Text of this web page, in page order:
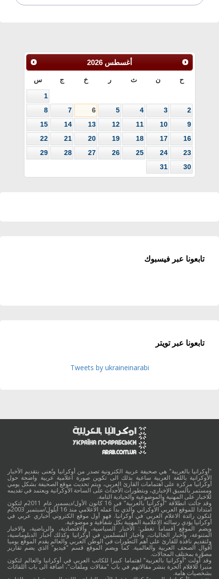
أغسطس 2026
ح ن ث ر خ ج س
1
2
3
4
5
6
7
8
9
10
11
12
13
14
15
16
17
18
19
20
21
22
23
24
25
26
27
28
29
30
31
تابعونا عبر فيسبوك
تابعونا عبر تويتر
Tweets by ukraineinarabi
"أوكرانيا بالعربية" هي صحيفة عربية الكترونية تصدر من أوكرانيا وتُعنى بتقديم الأخبار
الأوكرانية باللغة العربية ساعية بذلك الى تكوين صورة اعلامية عربية واضحة حول
أوكرانيا مركزة على اهتمامات القارئ العربي، ويتم تحديث موقع الصحيفة بشكل يومي
ومستمر بالسبق الإخباري، وبتطورات الأحداث على الساحة الأوكرانية ويعتمد في تقديمه
للاخبار على المهنية والموضوعية والحيادية التامة.
وقد جائت انطلاقة "أوكرانيا بالعربية" في 16 كانون الأول/ديسمبر عام 2011م لتكون
امتدادا للموقع العربي الاوكراني والذي بدأ عمله الاعلامي منذ 16 أيلول/سبتمبر 2003م
لتكون رائدة الاعلام العربي في أوكرانيا. فهو أول موقع الكتروني أخباري عربي في
أوكرانيا يؤدي رسالته الاعلامية المهنية بكل شفافية و موضوعية.
ويضم الموقع أقساماً تغطي: الأخبار السياسية، والاقتصادية، والرياضية، والاخبار
المتنوعة، وأخبار الجاليات، وأخبار المسلمين في أوكرانيا وكذلك أخبار الدبلوماسية،
ولتقديم نافذة للقارئ على أهم التطورات في الوطن العربي والعالم يقدم الموقع يوميا
أقوال الصحف العربية والعالمية. كما ويضم الموقع قسم "فيديو" الذي يضم تقارير
مصوَّرة بمختلف المجالات.
وقد أولت "أوكرانيا بالعربية" اهتماما كبيرا للكاتب العربي في أوكرانيا والعالم لتكون
منبرا للاقلام الحرة بنشر مقالاتهم في باب "مقالات وملفات"، اضافة الى باب اللقائات
بشخصيات هامة.